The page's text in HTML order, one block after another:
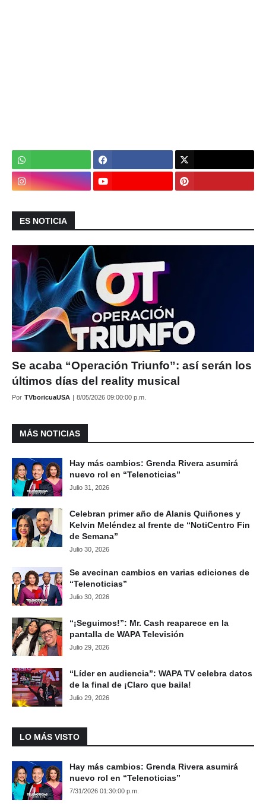
ES NOTICIA
Se acaba “Operación Triunfo”: así serán los
últimos días del reality musical
Por TVboricuaUSA | 8/05/2026 09:00:00 p.m.
MÁS NOTICIAS
Hay más cambios: Grenda Rivera asumirá
nuevo rol en “Telenoticias”
Julio 31, 2026
Celebran primer año de Alanis Quiñones y
Kelvin Meléndez al frente de “NotiCentro Fin
de Semana”
Julio 30, 2026
Se avecinan cambios en varias ediciones de
“Telenoticias”
Julio 30, 2026
“¡Seguimos!”: Mr. Cash reaparece en la
pantalla de WAPA Televisión
Julio 29, 2026
“Líder en audiencia”: WAPA TV celebra datos
de la final de ¡Claro que baila!
Julio 29, 2026
LO MÁS VISTO
Hay más cambios: Grenda Rivera asumirá
nuevo rol en “Telenoticias”
7/31/2026 01:30:00 p.m.